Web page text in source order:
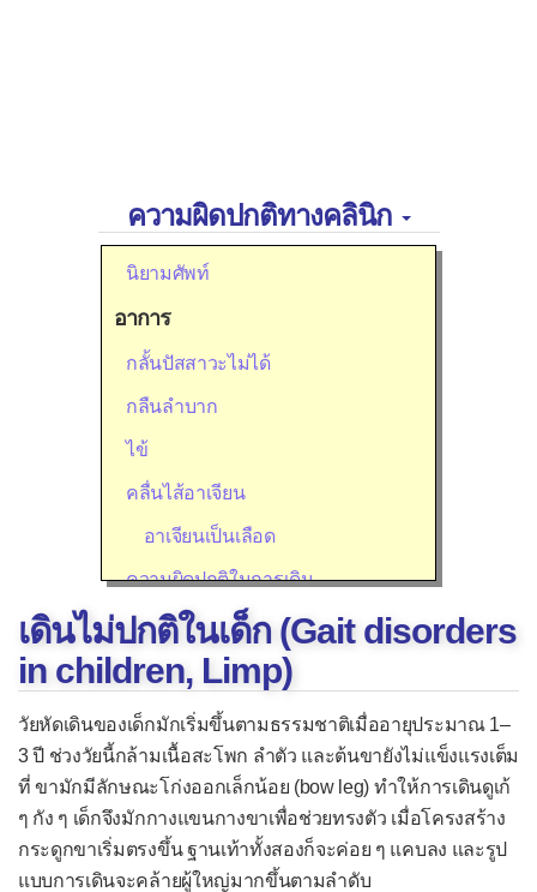
ความผิดปกติทางคลินิก
นิยามศัพท์
อาการ
กลั้นปัสสาวะไม่ได้
กลืนลำบาก
ไข้
คลื่นไส้อาเจียน
อาเจียนเป็นเลือด
ความผิดปกติในการเดิน
เดินทรงตัวลำบากในคนแก่
เดินไม่ปกติในเด็ก
จ้ำเลือดที่เกิดขึ้นเอง
เจ็บขณะมีเพศสัมพันธ์
เจ็บคอ
เจ็บหู
เจ็บอก/แน่นอก
เดินไม่ปกติในเด็ก (Gait disorders
in children, Limp)
วัยหัดเดินของเด็กมักเริ่มขึ้นตามธรรมชาติเมื่ออายุประมาณ 1–
3 ปี ช่วงวัยนี้กล้ามเนื้อสะโพก ลำตัว และต้นขายังไม่แข็งแรงเต็ม
ที่ ขามักมีลักษณะโก่งออกเล็กน้อย (bow leg) ทำให้การเดินดูเก้
ๆ กัง ๆ เด็กจึงมักกางแขนกางขาเพื่อช่วยทรงตัว เมื่อโครงสร้าง
กระดูกขาเริ่มตรงขึ้น ฐานเท้าทั้งสองก็จะค่อย ๆ แคบลง และรูป
แบบการเดินจะคล้ายผู้ใหญ่มากขึ้นตามลำดับ